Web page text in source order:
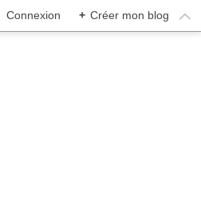
Connexion + Créer mon blog